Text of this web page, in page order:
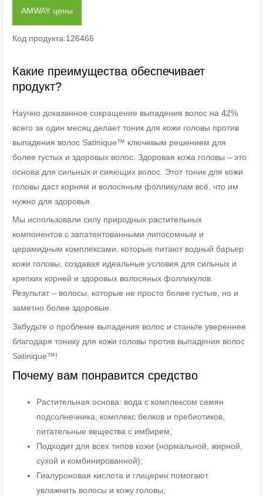
AMWAY цены
Код продукта:126466
Какие преимущества обеспечивает
продукт?
Научно доказанное сокращение выпадения волос на 42%
всего за один месяц делает тоник для кожи головы против
выпадения волос Satinique™ ключевым решением для
более густых и здоровых волос. Здоровая кожа головы – это
основа для сильных и сияющих волос. Этот тоник для кожи
головы даст корням и волосяным фолликулам всё, что им
нужно для здоровья.
Мы использовали силу природных растительных
компонентов с запатентованными липосомным и
церамидным комплексами, которые питают водный барьер
кожи головы, создавая идеальные условия для сильных и
крепких корней и здоровых волосяных фолликулов.
Результат – волосы, которые не просто более густые, но и
заметно более здоровые.
Забудьте о проблеме выпадения волос и станьте увереннее
благодаря тонику для кожи головы против выпадения волос
Satinique™!
Почему вам понравится средство
Растительная основа: вода с комплексом семян
подсолнечника, комплекс белков и пребиотиков,
питательные вещества с имбирем;
Подходит для всех типов кожи (нормальной, жирной,
сухой и комбинированной);
Гиалуроновая кислота и глицерин помогают
увлажнить волосы и кожу головы;